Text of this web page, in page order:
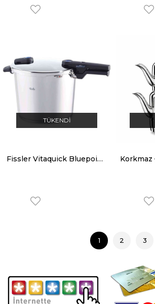
TÜKENDI
Fissler Vitaquick Bluepoint 10lt Düdüklü Tencere
1 2 3